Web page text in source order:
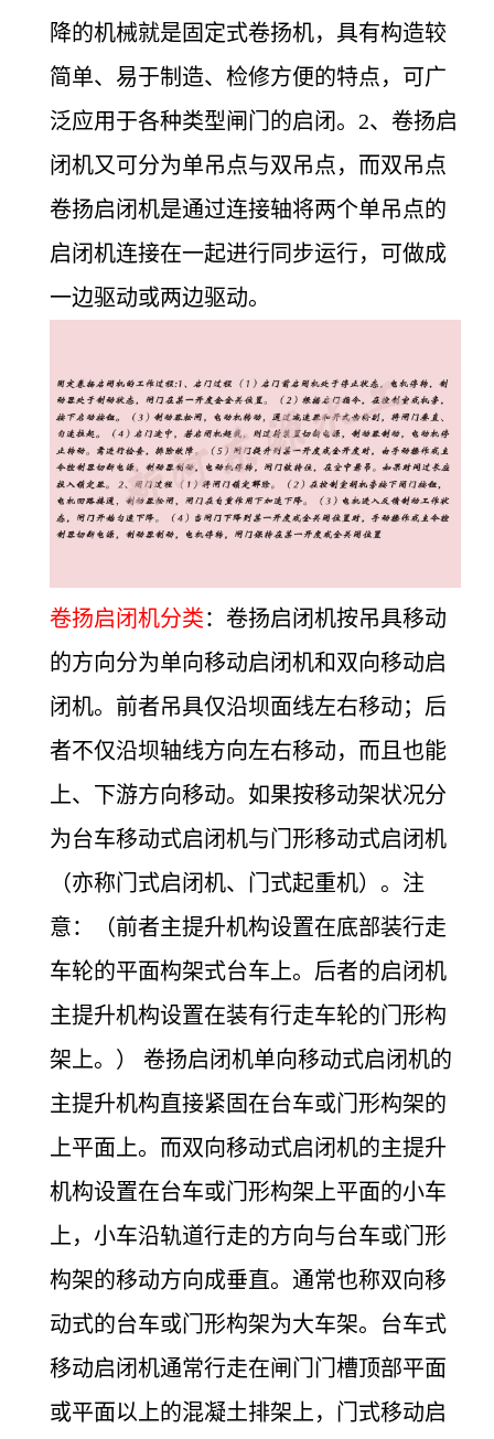
降的机械就是固定式卷扬机，具有构造较
简单、易于制造、检修方便的特点，可广
泛应用于各种类型闸门的启闭。2、卷扬启
闭机又可分为单吊点与双吊点，而双吊点
卷扬启闭机是通过连接轴将两个单吊点的
启闭机连接在一起进行同步运行，可做成
一边驱动或两边驱动。
卷扬启闭机分类：卷扬启闭机按吊具移动
的方向分为单向移动启闭机和双向移动启
闭机。前者吊具仅沿坝面线左右移动；后
者不仅沿坝轴线方向左右移动，而且也能
上、下游方向移动。如果按移动架状况分
为台车移动式启闭机与门形移动式启闭机
（亦称门式启闭机、门式起重机）。注
意：（前者主提升机构设置在底部装行走
车轮的平面构架式台车上。后者的启闭机
主提升机构设置在装有行走车轮的门形构
架上。） 卷扬启闭机单向移动式启闭机的
主提升机构直接紧固在台车或门形构架的
上平面上。而双向移动式启闭机的主提升
机构设置在台车或门形构架上平面的小车
上，小车沿轨道行走的方向与台车或门形
构架的移动方向成垂直。通常也称双向移
动式的台车或门形构架为大车架。台车式
移动启闭机通常行走在闸门门槽顶部平面
或平面以上的混凝土排架上，门式移动启